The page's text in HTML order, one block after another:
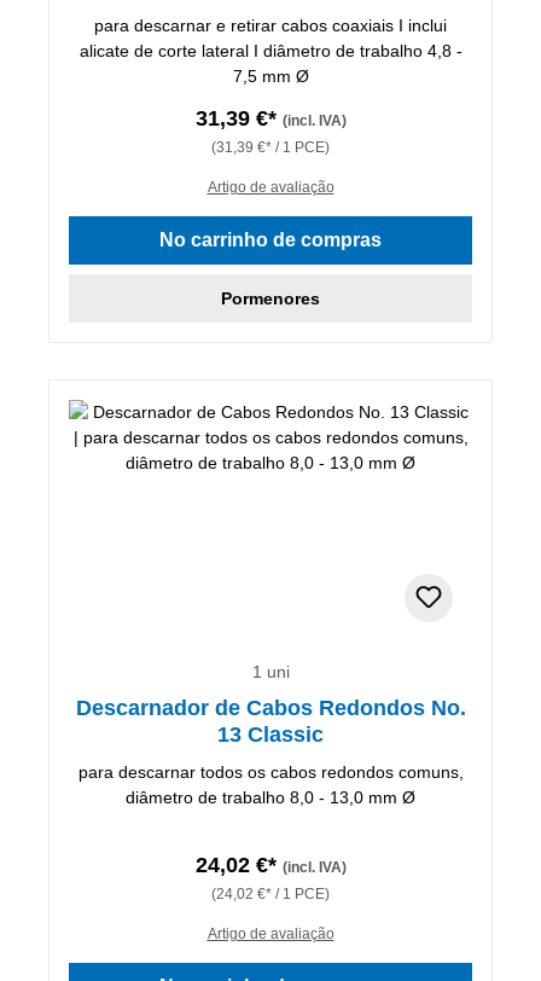
para descarnar e retirar cabos coaxiais I inclui
alicate de corte lateral I diâmetro de trabalho 4,8 -
7,5 mm Ø
31,39 €* (incl. IVA)
(31,39 €* / 1 PCE)
Artigo de avaliação
No carrinho de compras
Pormenores
1 uni
Descarnador de Cabos Redondos No.
13 Classic
para descarnar todos os cabos redondos comuns,
diâmetro de trabalho 8,0 - 13,0 mm Ø
24,02 €* (incl. IVA)
(24,02 €* / 1 PCE)
Artigo de avaliação